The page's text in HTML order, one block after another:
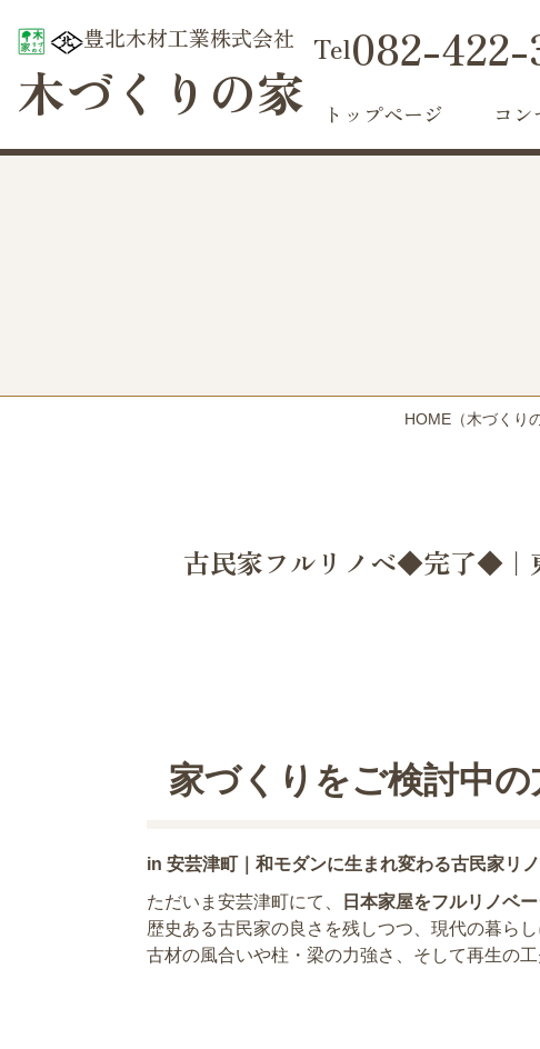
豊北木材工業株式会社
木づくりの家
082-
トップページ コン
HOME （木づくり
古民家フルリノベ◆完了◆
家づくりをご検討中の
in 安芸津町｜和モダンに生まれ変わる古民家リ
ただいま安芸津町にて、
日本家屋をフルリノベ
歴史ある古民家の良さを残しつつ、現代の暮ら
古材の風合いや柱・梁の力強さ、そして再生の工